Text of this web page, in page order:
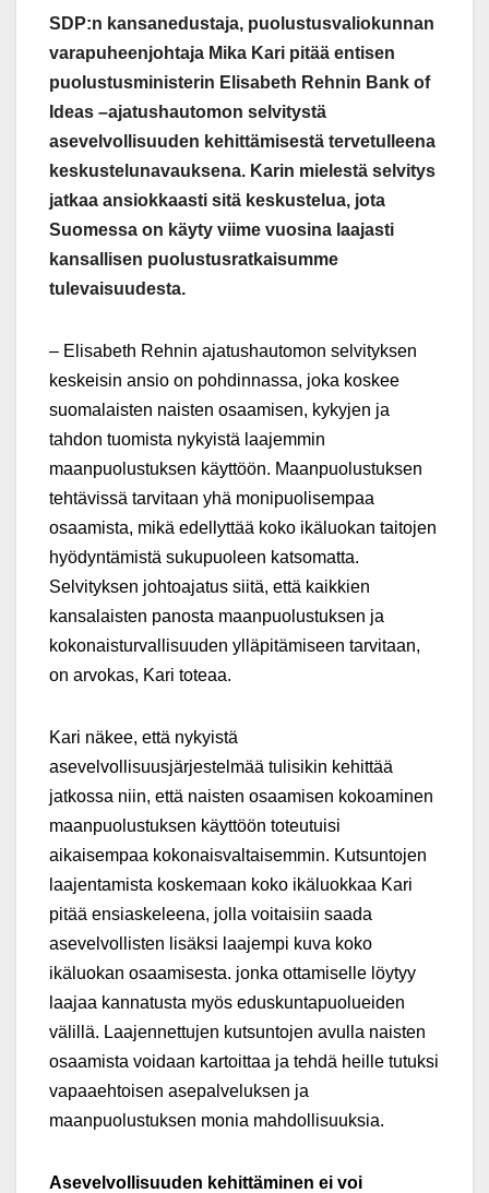
SDP:n kansanedustaja, puolustusvaliokunnan
varapuheenjohtaja Mika Kari pitää entisen
puolustusministerin Elisabeth Rehnin Bank of
Ideas –ajatushautomon selvitystä
asevelvollisuuden kehittämisestä tervetulleena
keskustelunavauksena. Karin mielestä selvitys
jatkaa ansiokkaasti sitä keskustelua, jota
Suomessa on käyty viime vuosina laajasti
kansallisen puolustusratkaisumme
tulevaisuudesta.
‒ Elisabeth Rehnin ajatushautomon selvityksen
keskeisin ansio on pohdinnassa, joka koskee
suomalaisten naisten osaamisen, kykyjen ja
tahdon tuomista nykyistä laajemmin
maanpuolustuksen käyttöön. Maanpuolustuksen
tehtävissä tarvitaan yhä monipuolisempaa
osaamista, mikä edellyttää koko ikäluokan taitojen
hyödyntämistä sukupuoleen katsomatta.
Selvityksen johtoajatus siitä, että kaikkien
kansalaisten panosta maanpuolustuksen ja
kokonaisturvallisuuden ylläpitämiseen tarvitaan,
on arvokas, Kari toteaa.
Kari näkee, että nykyistä
asevelvollisuusjärjestelmää tulisikin kehittää
jatkossa niin, että naisten osaamisen kokoaminen
maanpuolustuksen käyttöön toteutuisi
aikaisempaa kokonaisvaltaisemmin. Kutsuntojen
laajentamista koskemaan koko ikäluokkaa Kari
pitää ensiaskeleena, jolla voitaisiin saada
asevelvollisten lisäksi laajempi kuva koko
ikäluokan osaamisesta. jonka ottamiselle löytyy
laajaa kannatusta myös eduskuntapuolueiden
välillä. Laajennettujen kutsuntojen avulla naisten
osaamista voidaan kartoittaa ja tehdä heille tutuksi
vapaaehtoisen asepalveluksen ja
maanpuolustuksen monia mahdollisuuksia.
Asevelvollisuuden kehittäminen ei voi